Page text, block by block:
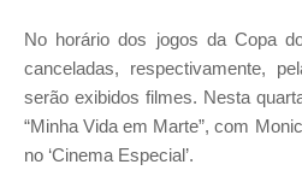
No horário dos jogos da Copa
canceladas, respectivamente,
serão exibidos filmes. Nesta
“Minha Vida em Marte”, com
no ‘Cinema Especial’.